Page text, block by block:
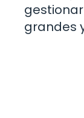
grandes